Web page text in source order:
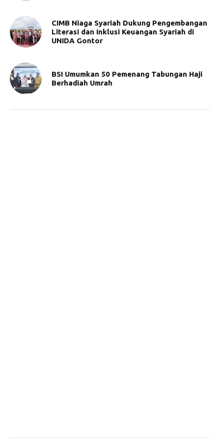
CIMB Niaga Syariah Dukung Pengembangan
Literasi dan Inklusi Keuangan Syariah di
UNIDA Gontor
BSI Umumkan 50 Pemenang Tabungan Haji
Berhadiah Umrah